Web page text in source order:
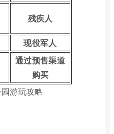
残疾人
现役军人
通过预售渠道
购买
游玩攻略